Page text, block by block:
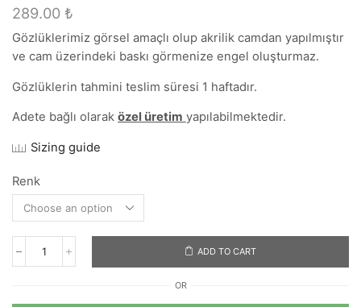
289.00 ₺
Gözlüklerimiz görsel amaçlı olup akrilik camdan yapılmıştır
ve cam üzerindeki baskı görmenize engel oluşturmaz.
Gözlüklerin tahmini teslim süresi 1 haftadır.
Adete bağlı olarak özel üretim yapılabilmektedir.
Sizing guide
Renk
Javascript
ADD TO CART
OR